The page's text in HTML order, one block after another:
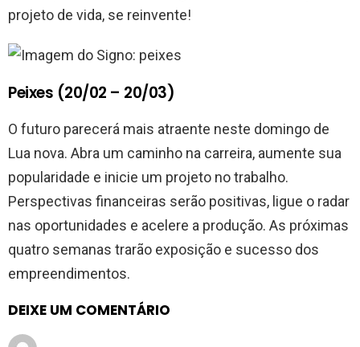
projeto de vida, se reinvente!
Peixes (20/02 – 20/03)
O futuro parecerá mais atraente neste domingo de
Lua nova. Abra um caminho na carreira, aumente sua
popularidade e inicie um projeto no trabalho.
Perspectivas financeiras serão positivas, ligue o radar
nas oportunidades e acelere a produção. As próximas
quatro semanas trarão exposição e sucesso dos
empreendimentos.
DEIXE UM COMENTÁRIO